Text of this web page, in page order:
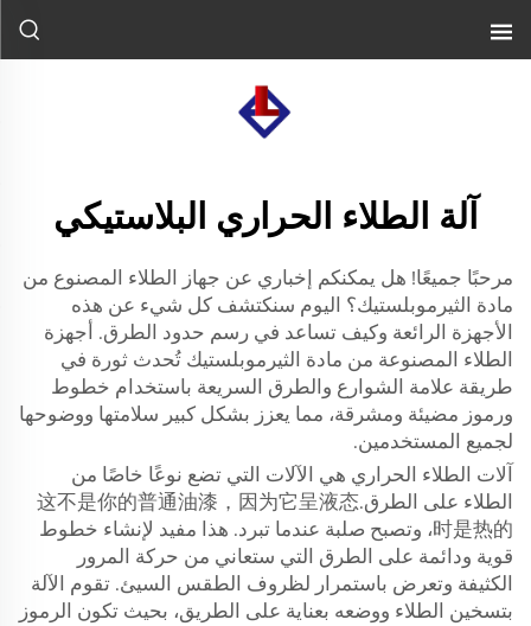
آلة الطلاء الحراري البلاستيكي
مرحبًا جميعًا! هل يمكنكم إخباري عن جهاز الطلاء المصنوع من
مادة الثيرموبلستيك؟ اليوم سنكتشف كل شيء عن هذه
الأجهزة الرائعة وكيف تساعد في رسم حدود الطرق. أجهزة
الطلاء المصنوعة من مادة الثيرموبلستيك تُحدث ثورة في
طريقة علامة الشوارع والطرق السريعة باستخدام خطوط
ورموز مضيئة ومشرقة، مما يعزز بشكل كبير سلامتها ووضوحها
لجميع المستخدمين.
آلات الطلاء الحراري هي الآلات التي تضع نوعًا خاصًا من
الطلاء على الطرق.这不是你的普通油漆，因为它呈液态
时是热的، وتصبح صلبة عندما تبرد. هذا مفيد لإنشاء خطوط
قوية ودائمة على الطرق التي ستعاني من حركة المرور
الكثيفة وتعرض باستمرار لظروف الطقس السيئ. تقوم الآلة
بتسخين الطلاء ووضعه بعناية على الطريق، بحيث تكون الرموز